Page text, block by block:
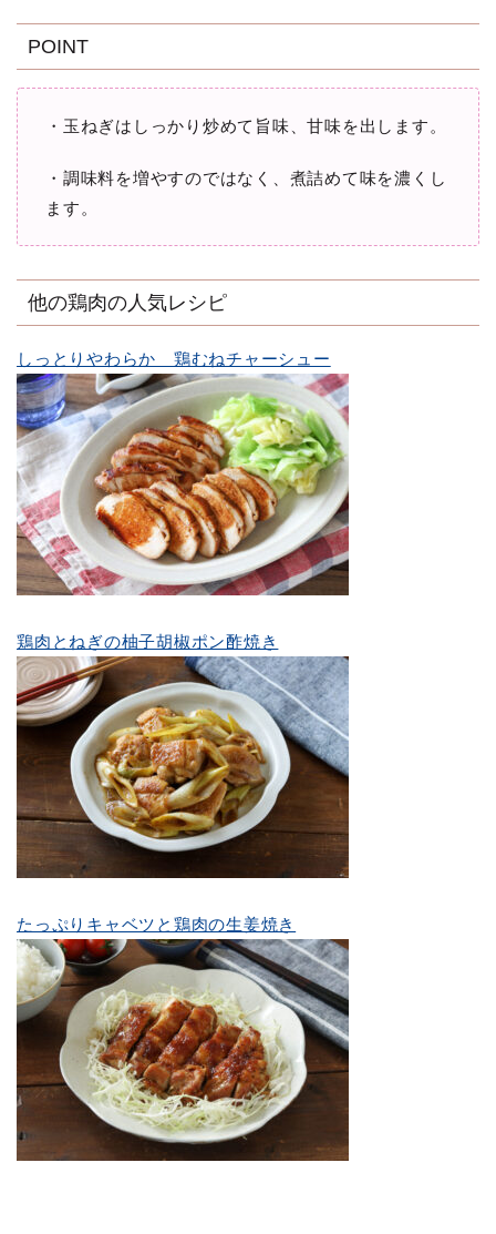
POINT
・玉ねぎはしっかり炒めて旨味、甘味を出します。
・調味料を増やすのではなく、煮詰めて味を濃くし
ます。
他の鶏肉の人気レシピ
しっとりやわらか 鶏むねチャーシュー
鶏肉とねぎの柚子胡椒ポン酢焼き
たっぷりキャベツと鶏肉の生姜焼き